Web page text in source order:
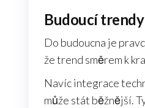
Budoucí
Do budoucna je
že trend směrem k
Navíc integrace
může stát běžnější.